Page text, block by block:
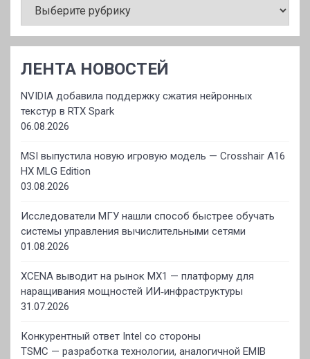
ЛЕНТА НОВОСТЕЙ
NVIDIA добавила поддержку сжатия нейронных
текстур в RTX Spark
06.08.2026
MSI выпустила новую игровую модель — Crosshair A16
HX MLG Edition
03.08.2026
Исследователи МГУ нашли способ быстрее обучать
системы управления вычислительными сетями
01.08.2026
XCENA выводит на рынок MX1 — платформу для
наращивания мощностей ИИ‑инфраструктуры
31.07.2026
Конкурентный ответ Intel со стороны
TSMC — разработка технологии, аналогичной EMIB